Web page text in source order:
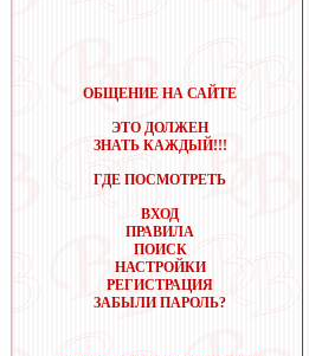
ОБЩЕНИЕ НА САЙТЕ
ЭТО ДОЛЖЕН
ЗНАТЬ КАЖДЫЙ!!!
ГДЕ ПОСМОТРЕТЬ
ВХОД
ПРАВИЛА
ПОИСК
НАСТРОЙКИ
РЕГИСТРАЦИЯ
ЗАБЫЛИ ПАРОЛЬ?